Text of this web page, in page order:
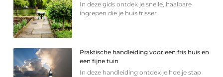
In deze gids ontdek je snelle, haalbare
ingrepen die je huis frisser
Praktische handleiding voor een fris huis en
een fijne tuin
In deze handleiding ontdek je hoe je stap